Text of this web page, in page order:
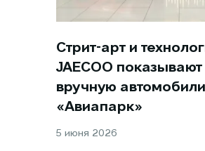
Стрит-арт и
JAECOO
вручную
«Авиапарк»
5 июня 2026